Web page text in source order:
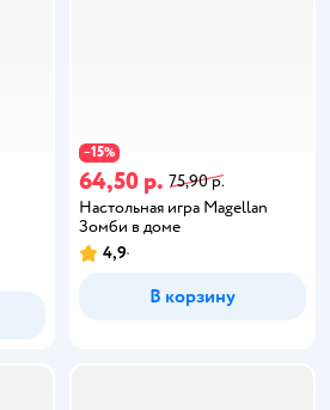
−15%
64,50 р. 75,90 р.
Настольная игра Magellan
Зомби в доме
4,9
В корзину